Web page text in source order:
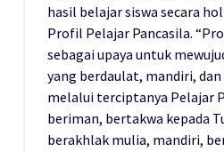
hasil belajar siswa secara
Profil Pelajar Pancasila.
sebagai upaya untuk
yang berdaulat, mandiri,
melalui terciptanya Pelajar
beriman, bertakwa kepada
berakhlak mulia, mandiri,